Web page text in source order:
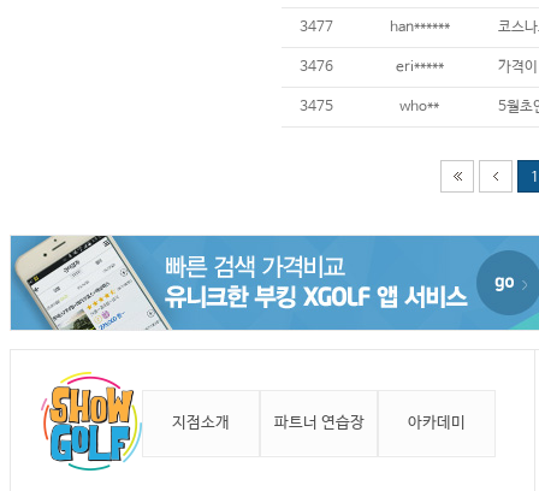
3477 han******
3476 eri***** 가격
3475 who**
1
지점소개 파트너 연습장 아카데미